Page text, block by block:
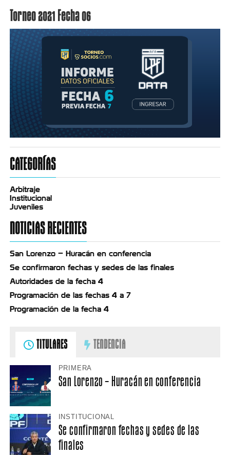
Torneo 2021 Fecha 06
CATEGORÍAS
Arbitraje
Institucional
Juveniles
NOTICIAS RECIENTES
San Lorenzo – Huracán en conferencia
Se confirmaron fechas y sedes de las finales
Autoridades de la fecha 4
Programación de las fechas 4 a 7
Programación de la fecha 4
TITULARES TENDENCIA
PRIMERA
San Lorenzo – Huracán en conferencia
INSTITUCIONAL
Se confirmaron fechas y sedes de las
finales